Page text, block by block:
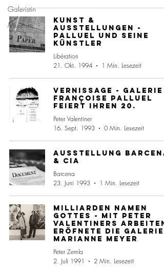
Galeristin
Museum
Kunst &
Ausstellungen -
Palluel und seine
Künstler
Libération
21. Okt. 1994
1 Min. Lesezeit
Vernissage - Galerie
Françoise Palluel
feiert ihren 20.
Peter Valentiner
16. Sept. 1993
0 Min. Lesezeit
Ausstellung
& Cia
Barcena
23. Juni 1993
1 Min. Lesezeit
Milliarden Namen
Gottes - Mit Peter
Valentiners Arbeiten
eröfnete die Galerie
Marianne Meyer
Peter Zemla
2. Juli 1991
2 Min. Lesezeit